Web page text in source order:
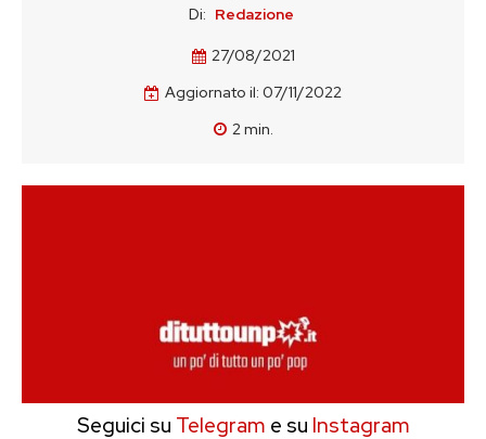
Di: Redazione
27/08/2021
Aggiornato il: 07/11/2022
2min.
Seguici su Telegram e su Instagram